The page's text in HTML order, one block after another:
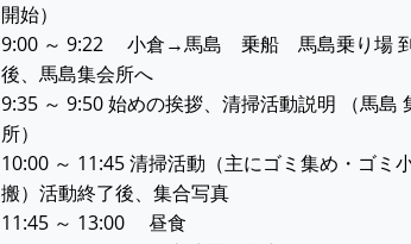
開始）
9:00 ～ 9:22 小倉→馬島 乗船 馬島乗り場
後、馬島集会所へ
9:35 ～ 9:50 始めの挨拶、清掃活動説明 （馬島
所）
10:00 ～ 11:45 清掃活動（主にゴミ集め・ゴミ
搬）活動終了後、集合写真
11:45 ～ 13:00 昼食